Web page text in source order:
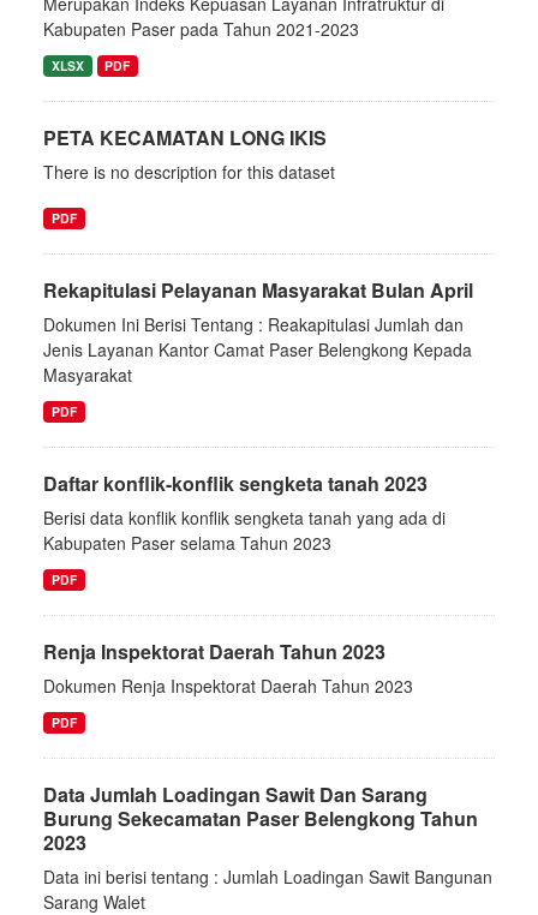
Kabupaten Paser pada Tahun 2021-2023
XLSX PDF
PETA KECAMATAN LONG IKIS
There is no description for this dataset
PDF
Rekapitulasi Pelayanan Masyarakat Bulan April
Dokumen Ini Berisi Tentang : Reakapitulasi Jumlah dan
Jenis Layanan Kantor Camat Paser Belengkong Kepada
Masyarakat
PDF
Daftar konflik-konflik sengketa tanah 2023
Berisi data konflik konflik sengketa tanah yang ada di
Kabupaten Paser selama Tahun 2023
PDF
Renja Inspektorat Daerah Tahun 2023
Dokumen Renja Inspektorat Daerah Tahun 2023
PDF
Data Jumlah Loadingan Sawit Dan Sarang
Burung Sekecamatan Paser Belengkong Tahun
2023
Data ini berisi tentang : Jumlah Loadingan Sawit Bangunan
Sarang Walet